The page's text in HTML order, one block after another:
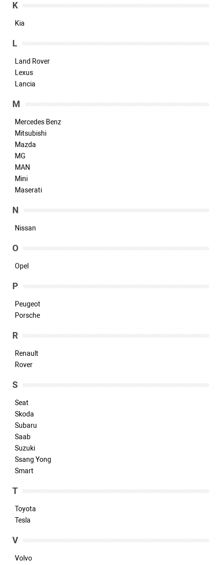
K
Kia
L
Land Rover
Lexus
Lancia
M
Mercedes Benz
Mitsubishi
Mazda
MG
MAN
Mini
Maserati
N
Nissan
O
Opel
P
Peugeot
Porsche
R
Renault
Rover
S
Seat
Skoda
Subaru
Saab
Suzuki
Ssang Yong
Smart
T
Toyota
Tesla
V
Volvo